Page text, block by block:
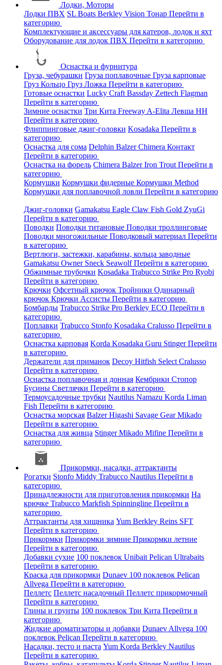
Лодки, Моторы
Лодки ПВХ SL Boats Berkley Vision Тонар Перейти в
категорию
Комплектующие и аксессуары для катеров, лодок и яхт
Оборудование для лодок ПВХ Перейти в категорию
Оснастка и фурнитура
Груза, чебурашки Груза поплавочные Груза карповые
Груз Кольцо Груз Ложка Перейти в категорию
Готовые оснастки Lucky Craft Bassday Zettech Flagman
Перейти в категорию
Зимние оснастки Три Кита Freeway A-Elita Левша НН
Перейти в категорию
Флиппинговые джиг-головки Kosadaka Перейти в
категорию
Оснастка для сома Delphin BalzerChimera Контакт
Перейти в категорию
Оснастка на форель Chimera BalzerIron Trout Перейти в
категорию
Кормушки Кормушки фидерные Кормушки Method
Кормушки для поплавочной ловли Перейти в категорию
Джиг-головки Gamakatsu Eagle Claw Fish Gold ZyuGi
Перейти в категорию
Поводки Поводки титановые Поводки троллинговые
Поводки многожильные Поводковый материал Перейти
в категорию
Вертлюги, застежки, карабины, кольца заводные
Gamakatsu Owner Sneck SeawolfПерейти в категорию
Обжимные трубочки Kosadaka Trabucco Strike Pro Ryobi
Перейти в категорию
Крючки Офсетный крючок Тройники Одинарный
крючок Крючки Ассисты Перейти в категорию
Бомбарды Trabucco Strike Pro Berkley ECO Перейти в
категорию
Поплавки Trabucco Stonfo Kosadaka Cralusso Перейти в
категорию
Оснастка карповая Korda Kosadaka Guru StingerПерейти
в категорию
Держатели для приманок Decoy Hitfish Select Cralusso
Перейти в категорию
Оснастка поплавочная и донная Кембрики Стопор
Бусины Светлячки Перейти в категорию
Термоусадочные трубки Nautilus Namazu Korda Liman
Fish Перейти в категорию
Оснастка морская BalzerHigashi Savage GearMikado
Перейти в категорию
Оснастка для живца StingerMikado Mifine Перейти в
категорию
Прикормки, насадки, аттрактанты
Рогатки Stonfo Middy Trabucco Nautilus Перейти в
категорию
Принадлежности для приготовления прикормки На
крючке Trabucco Markfish Spinningline Перейти в
категорию
Аттрактанты для хищника Yum Berkley Reins SFT
Перейти в категорию
Прикормки Прикормки зимние Прикормки летние
Перейти в категорию
Добавки сухие 100 поклевок Unibait Pelican Ultrabaits
Перейти в категорию
Краска для прикормки Dunaev 100 поклевок Pelican
Allvega Перейти в категорию
Пеллетс Пеллетс насадочный Пеллетс прикормочный
Перейти в категорию
Глины и грунты 100 поклевок Три Кита Перейти в
категорию
Жидкие ароматизаторы и добавки Dunaev Allvega 100
поклевок Pelican Перейти в категорию
Насадки, тесто и паста Yum Korda Berkley Nautilus
Перейти в категорию